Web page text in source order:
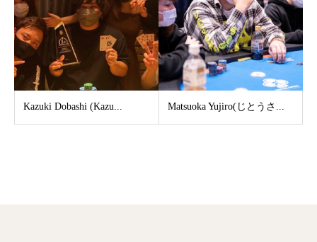
Kazuki Dobashi (Kazu... Matsuoka Yujiro(じとうさ...